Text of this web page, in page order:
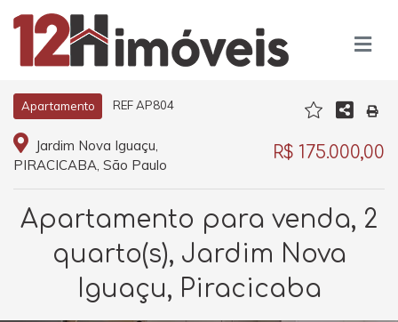
Apartamento REF AP804
Jardim Nova Iguaçu,
PIRACICABA, São Paulo
R$ 175.000,00
Apartamento para venda, 2
quarto(s), Jardim Nova
Iguaçu, Piracicaba